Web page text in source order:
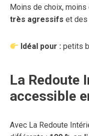
Moins de choix,
très agressifs et des
Idéal pour : petits
La Redoute
accessible
Avec La Redoute